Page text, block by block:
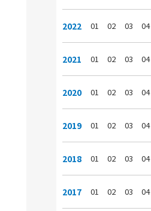
2022 01 02 03 04
2021 01 02 03 04
2020 01 02 03 04
2019 01 02 03 04
2018 01 02 03 04
2017 01 02 03 04